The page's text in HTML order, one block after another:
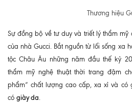
Thương hiệu
Sự đồng bộ về tư duy và triết lý thẩm
của nhà Gucci. Bắt nguồn từ lối sống xa
tộc Châu Âu những năm đầu thế kỷ
thẩm mỹ nghệ thuật thời trang đậm
phẩm” chất lượng cao cấp, xa xỉ và có
có giày da